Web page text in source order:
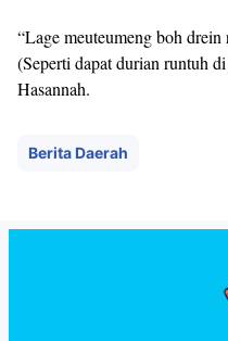
“Lage meuteumeng boh
(Seperti dapat durian runtuh
Hasannah.
Berita Daerah